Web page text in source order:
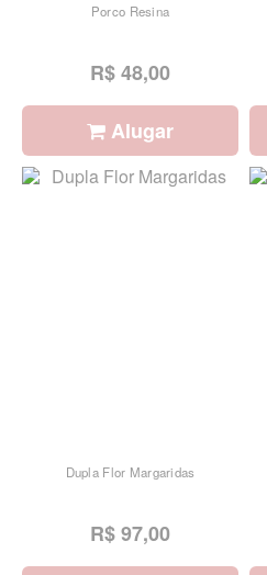
Porco Resina
R$ 48,00
Alugar
Dupla Flor Margaridas
R$ 97,00